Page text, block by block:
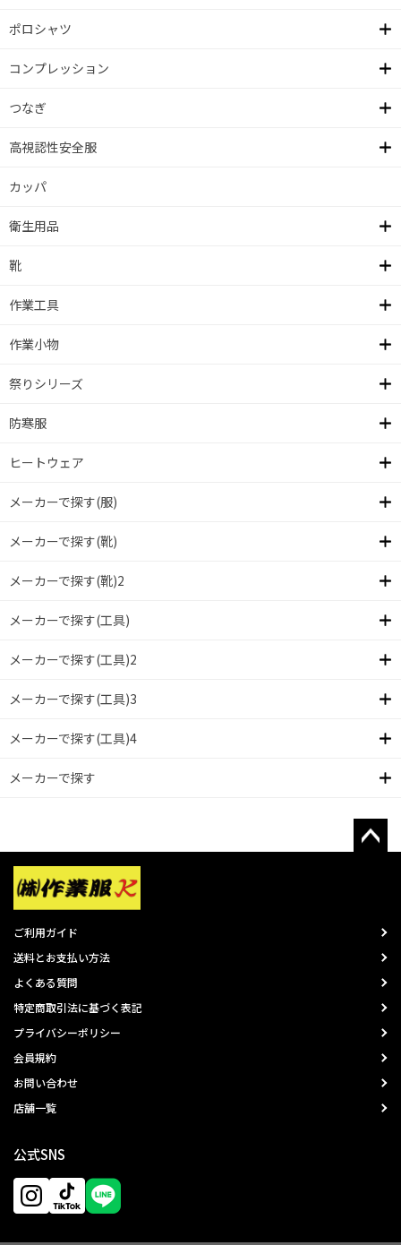
ポロシャツ
コンプレッション
つなぎ
高視認性安全服
カッパ
衛生用品
靴
作業工具
作業小物
祭りシリーズ
防寒服
ヒートウェア
メーカーで探す(服)
メーカーで探す(靴)
メーカーで探す(靴)2
メーカーで探す(工具)
メーカーで探す(工具)2
メーカーで探す(工具)3
メーカーで探す(工具)4
メーカーで探す
ご利用ガイド
送料とお支払い方法
よくある質問
特定商取引法に基づく表記
プライバシーポリシー
会員規約
お問い合わせ
店舗一覧
公式SNS